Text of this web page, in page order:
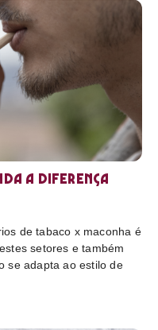
a diferença
de tabaco x maconha é
setores e também
se adapta ao estilo de